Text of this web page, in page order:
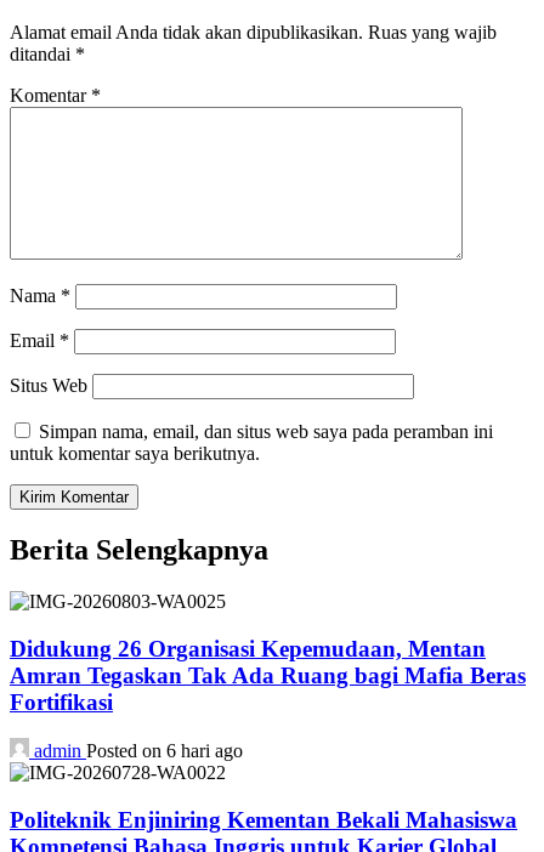
Alamat email Anda tidak akan dipublikasikan. Ruas yang wajib
ditandai *
Komentar *
Nama *
Email *
Situs Web
Simpan nama, email, dan situs web saya pada peramban ini
untuk komentar saya berikutnya.
Berita Selengkapnya
Didukung 26 Organisasi Kepemudaan, Mentan
Amran Tegaskan Tak Ada Ruang bagi Mafia Beras
Fortifikasi
admin Posted on 6 hari ago
Politeknik Enjiniring Kementan Bekali Mahasiswa
Kompetensi Bahasa Inggris untuk Karier Global